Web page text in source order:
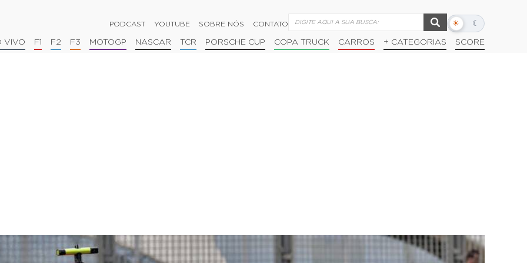
PODCAST YOUTUBE SOBRE NÓS CONTATO ☀ ☾
Alternar
escuro
VIVO F1 F2 F3 MOTOGP NASCAR TCR PORSCHE CUP COPA TRUCK CARROS + CATEGORIAS SCORE